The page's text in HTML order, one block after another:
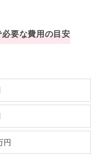
必要な費用の目安
円